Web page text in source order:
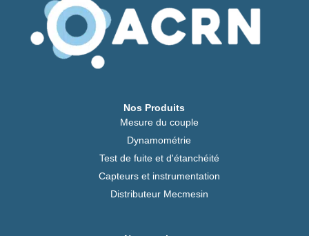
Nos Produits
Mesure du couple
Dynamométrie
Test de fuite et d'étanchéité
Capteurs et instrumentation
Distributeur Mecmesin